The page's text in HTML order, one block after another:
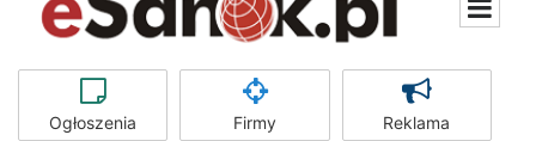
Ogłoszenia Firmy Reklama